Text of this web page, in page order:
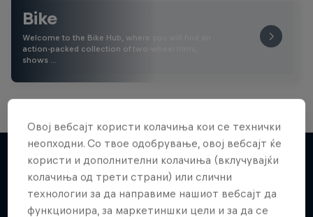
Bike
Welcome to the Bike Hub, where you will find an
action-packed collection of two-wheel films,
shows …
Повеќе слична содржина
Овој вебсајт користи колачиња кои се технички
неопходни. Со твое одобрување, овој вебсајт ќе
користи и дополнителни колачиња (вклучувајќи
колачиња од трети страни) или слични
технологии за да направиме нашиот вебсајт да
функционира, за маркетиншки цели и за да се